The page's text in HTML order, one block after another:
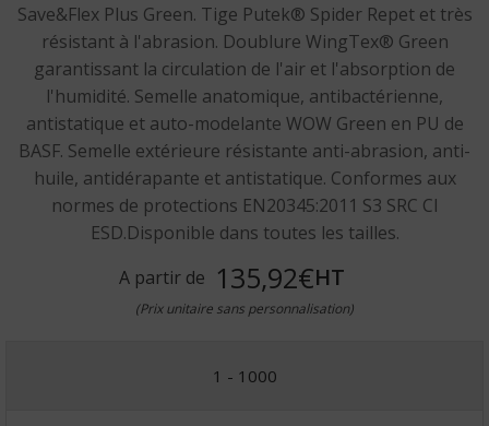
Save&Flex Plus Green. Tige Putek® Spider Repet et très
résistant à l'abrasion. Doublure WingTex® Green
garantissant la circulation de l'air et l'absorption de
l'humidité. Semelle anatomique, antibactérienne,
antistatique et auto-modelante WOW Green en PU de
BASF. Semelle extérieure résistante anti-abrasion, anti-
huile, antidérapante et antistatique. Conformes aux
normes de protections EN20345:2011 S3 SRC CI
ESD.Disponible dans toutes les tailles.
A partir de 135,92€HT
(Prix unitaire sans personnalisation)
1 - 1000